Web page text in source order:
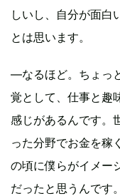
しいし、自分が面白
とは思います。
―なるほど。ちょっ
覚として、仕事と趣
感じがあるんです。
った分野でお金を稼
の頃に僕らがイメー
だったと思うんです